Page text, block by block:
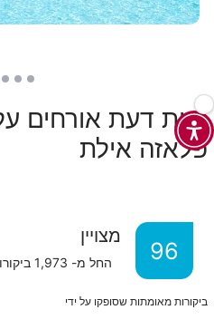
חוות דעת אורחים
פלאזה אילת
96
מצויין
החל מ- 1,973
ביקורות מאומתות שסופקו על ידי